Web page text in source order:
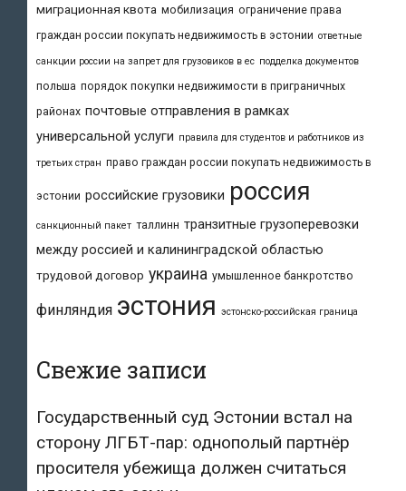
миграционная квота мобилизация ограничение права
граждан россии покупать недвижимость в эстонии ответные
санкции россии на запрет для грузовиков в ес подделка документов
польша порядок покупки недвижимости в приграничных
районах почтовые отправления в рамках
универсальной услуги правила для студентов и работников из
третьих стран право граждан россии покупать недвижимость в
эстонии российские грузовики россия
санкционный пакет таллинн транзитные грузоперевозки
между россией и калининградской областью
трудовой договор украина умышленное банкротство
финляндия эстония эстонско-российская граница
Свежие записи
Государственный суд Эстонии встал на
сторону ЛГБТ-пар: однополый партнёр
просителя убежища должен считаться